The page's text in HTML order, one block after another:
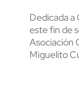
Dedicada
este fin de
Asociación
Miguelito